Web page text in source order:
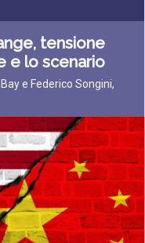
tensione
e lo scenario
e Federico Songini,